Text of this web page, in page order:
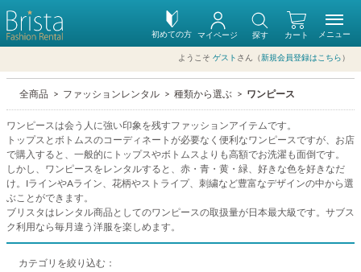
初めての方 カート
マイページ 探す
ようこそ ゲスト さん（新規会員登録はこちら ）
メニュー
全商品 ファッションレンタル 種類から選ぶ ワンピース
ワンピースは会う人に強い印象を残すファッションアイテムです。
トップスとボトムスのコーディネートが必要なく便利なワンピースですが、お店
で購入すると、一般的にトップスやボトムスよりも高額でお洗濯も面倒です。
しかし、ワンピースをレンタルすると、赤・青・黄・緑、好きな色を好きなだ
け。IラインやAライン、花柄やストライプ、刺繍など豊富なデザインの中から選
ぶことができます。
ブリスタはレンタル商品としてのワンピースの取扱量が日本最大級です。サブス
ク利用なら毎月違う洋服を楽しめます。
カテゴリを絞り込む：